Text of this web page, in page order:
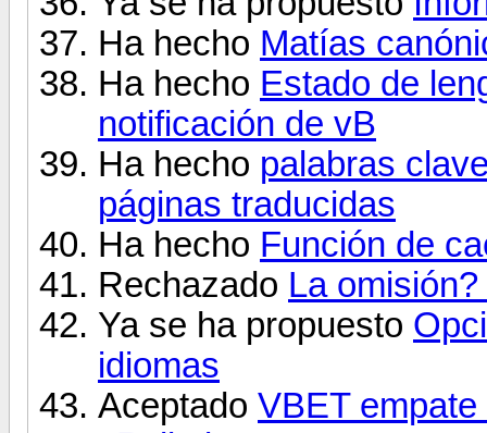
Ha hecho Matías
Ha hecho Estado de
notificación de vB
Ha hecho palabras
páginas traducidas
Ha hecho Función de
Rechazado La
Ya se ha propuesto
idiomas
Aceptado VBET